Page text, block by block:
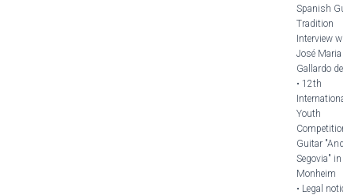
Spanish
Tradition
Interview with
José Maria
Gallardo del
• 12th
International
Youth
Competition
Guitar
Segovia" in
Monheim
• Legal notice